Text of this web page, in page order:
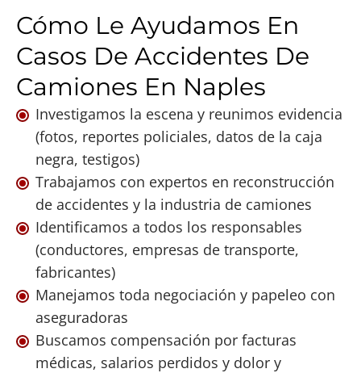
Cómo Le Ayudamos En
Casos De Accidentes De
Camiones En Naples
Investigamos la escena y reunimos evidencia
(fotos, reportes policiales, datos de la caja
negra, testigos)
Trabajamos con expertos en reconstrucción
de accidentes y la industria de camiones
Identificamos a todos los responsables
(conductores, empresas de transporte,
fabricantes)
Manejamos toda negociación y papeleo con
aseguradoras
Buscamos compensación por facturas
médicas, salarios perdidos y dolor y